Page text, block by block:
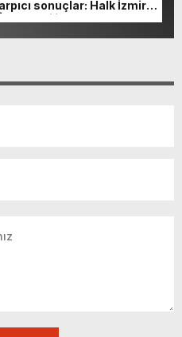
sonuçlar: Halk İzmirli
Eşki ilk sırada